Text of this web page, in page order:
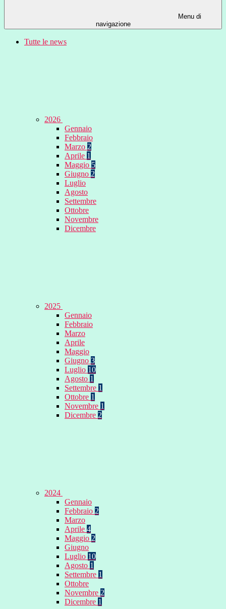
Menu di
navigazione
Tutte le news
2026
Gennaio
Febbraio
Marzo 2
Aprile 1
Maggio 5
Giugno 2
Luglio
Agosto
Settembre
Ottobre
Novembre
Dicembre
2025
Gennaio
Febbraio
Marzo
Aprile
Maggio
Giugno 3
Luglio 10
Agosto 1
Settembre 1
Ottobre 1
Novembre 1
Dicembre 2
2024
Gennaio
Febbraio 2
Marzo
Aprile 4
Maggio 2
Giugno
Luglio 10
Agosto 1
Settembre 1
Ottobre
Novembre 2
Dicembre 1